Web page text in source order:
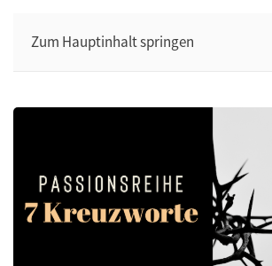
Zum Hauptinhalt springen